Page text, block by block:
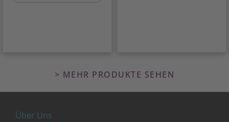
> MEHR PRODUKTE SEHEN
Über Uns